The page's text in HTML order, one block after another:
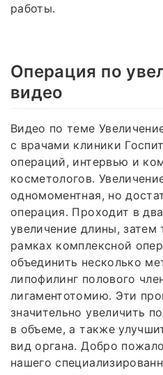
работы.
Операция по
видео
Видео по теме
с врачами клиники
операций, интервью и
косметологов.
одномоментная, но
операция. Проходит в
увеличение длины,
рамках комплексной
объединить несколько
липофилинг полового
лигаментотомию. Эти
значительно увеличить
в объеме, а также
вид органа. Добро
нашего